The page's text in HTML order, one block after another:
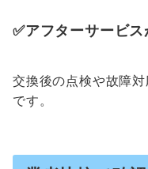
✅アフターサービ
交換後の点検や故障
です。